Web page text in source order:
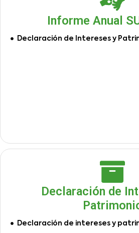
Informe Anual
Declaración de Intereses y
Declaración de
Declaración de intereses y